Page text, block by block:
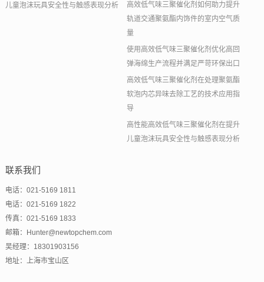
儿童泡沫玩具安全性与触感表现分析
高效低气味三聚催化剂如何助力提升
轨道交通聚氨酯内饰件的室内空气质
量
使用高效低气味三聚催化剂优化高回
弹海绵生产流程并满足严苛环保出口
高效低气味三聚催化剂在处理聚氨酯
软泡内芯异味去除工艺的技术应用指
导
高性能高效低气味三聚催化剂在提升
儿童泡沫玩具安全性与触感表现分析
联系我们
电话：021-5169 1811
电话：021-5169 1822
传真：021-5169 1833
邮箱：Hunter@newtopchem.com
吴经理：18301903156
地址：上海市宝山区